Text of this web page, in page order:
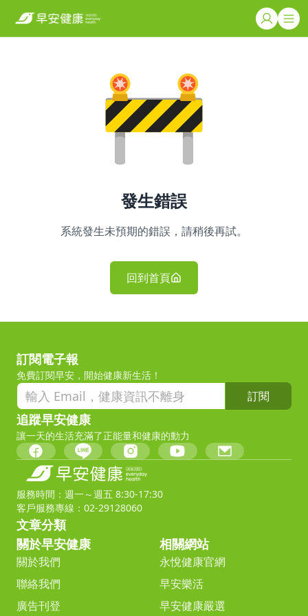
發生錯誤
系統發生未預期的錯誤，請稍後再試。
回到首頁
訂閱電子報
免費訂閱早安，開始健康新生活！
訂閱
追蹤早安健康
讓一天的生活充滿了正能量和健康的動力
服務時間：週一～週五 8:30-17:30
客戶服務專線：02-29128060
文章分類
關於早安健康
關於我們
聯絡我們
廣告刊登
相關網站
永悅健康官網
早安樂活
早安健康嚴選